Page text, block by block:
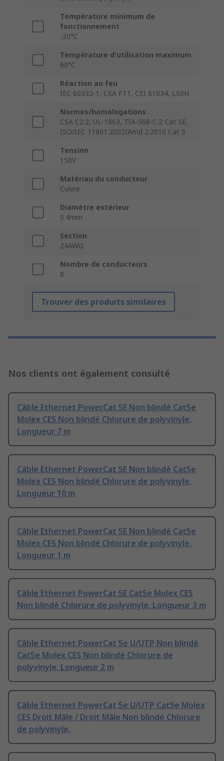
Température minimum de
fonctionnement
-20°C
Température d'utilisation maximum
60°C
Réaction au feu
IEC 60332-1, CSA FT1, CEI 61034, LS0H
Normes/homologations
CSA C2.2, UL-1863, TIA-568-C.2 Cat 5E,
ISO/IEC 11801:2002/Amd 2:2010 Cat 5
Tension
150V
Matériau du conducteur
Cuivre
Diamètre extérieur
5.4mm
Section
24AWG
Nombre de conducteurs
8
Trouver des produits similaires
Nos clients ont également consulté
Câble Ethernet PowerCat 5E Non blindé Cat5e
Molex CES Non blindé Chlorure de polyvinyle,
Longueur 7 m
Câble Ethernet PowerCat 5E Non blindé Cat5e
Molex CES Non blindé Chlorure de polyvinyle,
Longueur 10 m
Câble Ethernet PowerCat 5E Non blindé Cat5e
Molex CES Non blindé Chlorure de polyvinyle,
Longueur 1 m
Câble Ethernet PowerCat 5E Cat5e Molex CES
Non blindé Chlorure de polyvinyle, Longueur 3 m
Câble Ethernet PowerCat 5e U/UTP Non blindé
Cat5e Molex CES Non blindé Chlorure de
polyvinyle, Longueur 2 m
Câble Ethernet PowerCat 5e U/UTP Cat5e Molex
CES Droit Mâle / Droit Mâle Non blindé Chlorure
de polyvinyle,